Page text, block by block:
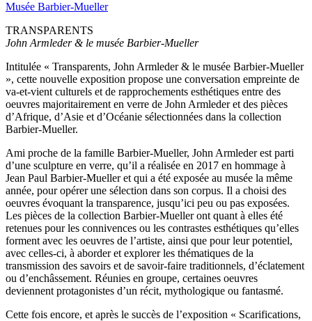
Musée Barbier-Mueller
TRANSPARENTS
John Armleder & le musée Barbier-Mueller
Intitulée « Transparents, John Armleder & le musée Barbier-Mueller
», cette nouvelle exposition propose une conversation empreinte de
va-et-vient culturels et de rapprochements esthétiques entre des
oeuvres majoritairement en verre de John Armleder et des pièces
d’Afrique, d’Asie et d’Océanie sélectionnées dans la collection
Barbier-Mueller.
Ami proche de la famille Barbier-Mueller, John Armleder est parti
d’une sculpture en verre, qu’il a réalisée en 2017 en hommage à
Jean Paul Barbier-Mueller et qui a été exposée au musée la même
année, pour opérer une sélection dans son corpus. Il a choisi des
oeuvres évoquant la transparence, jusqu’ici peu ou pas exposées.
Les pièces de la collection Barbier-Mueller ont quant à elles été
retenues pour les connivences ou les contrastes esthétiques qu’elles
forment avec les oeuvres de l’artiste, ainsi que pour leur potentiel,
avec celles-ci, à aborder et explorer les thématiques de la
transmission des savoirs et de savoir-faire traditionnels, d’éclatement
ou d’enchâssement. Réunies en groupe, certaines oeuvres
deviennent protagonistes d’un récit, mythologique ou fantasmé.
Cette fois encore, et après le succès de l’exposition « Scarifications,